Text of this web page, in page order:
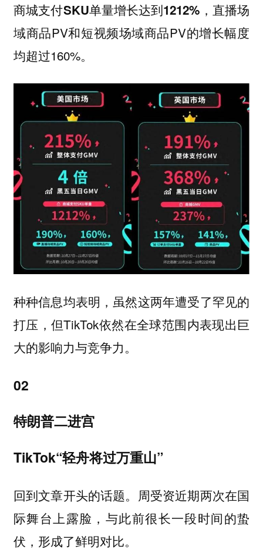
商城支付SKU单量增长达到1212% ，直播场
域商品PV和短视频场域商品PV的增长幅度
均超过160%。
种种信息均表明，虽然这两年遭受了罕见的
打压，但TikTok依然在全球范围内表现出巨
大的影响力与竞争力。
02
特朗普二进宫
TikTok“轻舟将过万重山”
回到文章开头的话题。周受资近期两次在国
际舞台上露脸，与此前很长一段时间的蛰
伏，形成了鲜明对比。